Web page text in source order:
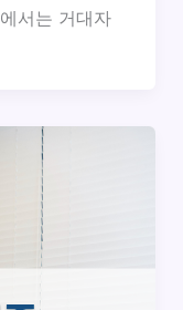
서는 거대자